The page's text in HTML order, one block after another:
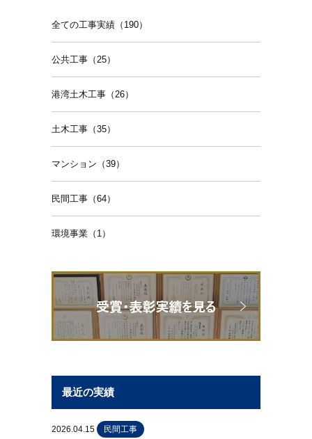
全ての工事実績（190）
公共工事（25）
港湾土木工事（26）
土木工事（35）
マンション（39）
民間工事（64）
環境事業（1）
最近の実績
2026.04.15 民間工事